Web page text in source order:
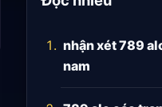
nhận xét 789
nam